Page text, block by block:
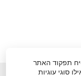
תפקוד האתר
סוגי עוגיות